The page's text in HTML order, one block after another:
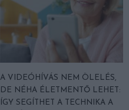
A VIDEÓHÍVÁS NEM ÖLELÉS,
DE NÉHA ÉLETMENTŐ LEHET:
ÍGY SEGÍTHET A TECHNIKA A